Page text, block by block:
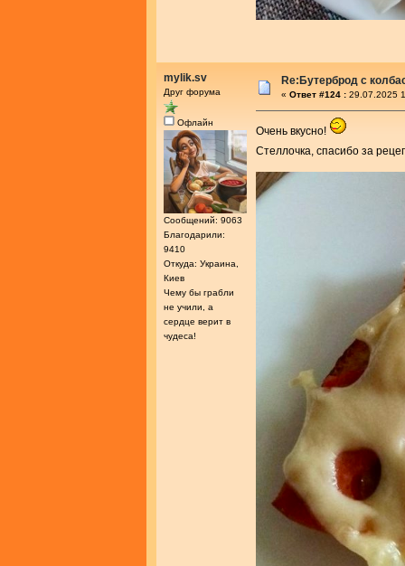
mylik.sv
Друг форума
Офлайн
Сообщений: 9063
Благодарили:
9410
Откуда: Украина,
Киев
Чему бы грабли
не учили, а
сердце верит в
чудеса!
Re:Бутерброд с
« Ответ #124 : 29.07.2025
Очень вкусно!
Стеллочка, спасибо за